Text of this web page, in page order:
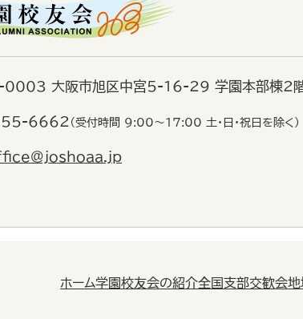
大阪市旭区中宮5-16-29 学園本部棟2
6662 （受付時間 9:00〜17:00 土・日・祝日を除く）
ホーム学園校友会の紹介全国支部交歓会地